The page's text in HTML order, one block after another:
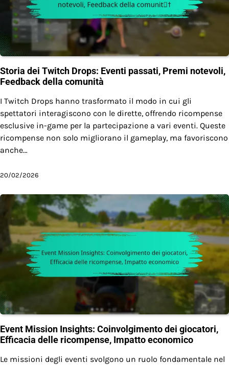
Storia dei Twitch Drops: Eventi passati, Premi notevoli,
Feedback della comunità
I Twitch Drops hanno trasformato il modo in cui gli
spettatori interagiscono con le dirette, offrendo ricompense
esclusive in-game per la partecipazione a vari eventi. Queste
ricompense non solo migliorano il gameplay, ma favoriscono
anche…
20/02/2026
Event Mission Insights: Coinvolgimento dei giocatori,
Efficacia delle ricompense, Impatto economico
Le missioni degli eventi svolgono un ruolo fondamentale nel